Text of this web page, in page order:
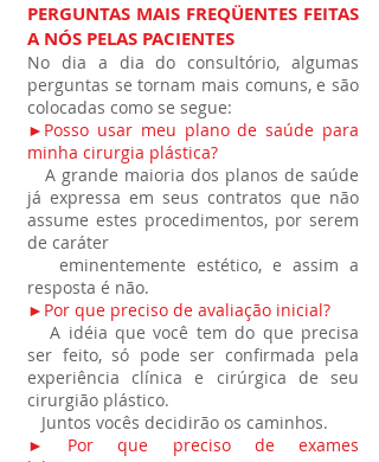
PERGUNTAS MAIS FREQÜENTES FEITAS
A NÓS PELAS PACIENTES
No dia a dia do consultório, algumas
perguntas se tornam mais comuns, e são
colocadas como se segue:
►Posso usar meu plano de saúde para
minha cirurgia plástica?
A grande maioria dos planos de saúde
já expressa em seus contratos que não
assume estes procedimentos, por serem
de caráter
eminentemente estético, e assim a
resposta é não.
►Por que preciso de avaliação inicial?
A idéia que você tem do que precisa
ser feito, só pode ser confirmada pela
experiência clínica e cirúrgica de seu
cirurgião plástico.
Juntos vocês decidirão os caminhos.
► Por que preciso de exames